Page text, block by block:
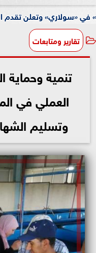
تقارير ومتابعات
تنمية وحماية
العملي في
وتسليم